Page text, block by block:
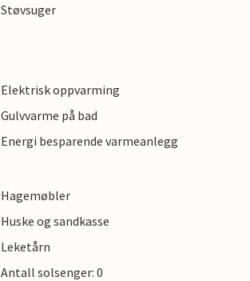
Støvsuger
Elektrisk oppvarming
Gulvvarme på bad
Energi besparende varmeanlegg
Hagemøbler
Huske og sandkasse
Leketårn
Antall solsenger: 0